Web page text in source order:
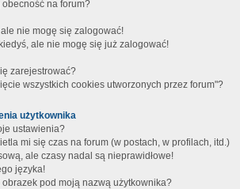
na forum?
nie mogę się zalogować!
ale nie mogę się już zalogować!
zarejestrować?
wszystkich cookies utworzonych przez forum"?
użytkownika
ustawienia?
mi się czas na forum (w postach, w profilach, itd.)
ale czasy nadal są nieprawidłowe!
języka!
pod moją nazwą użytkownika?